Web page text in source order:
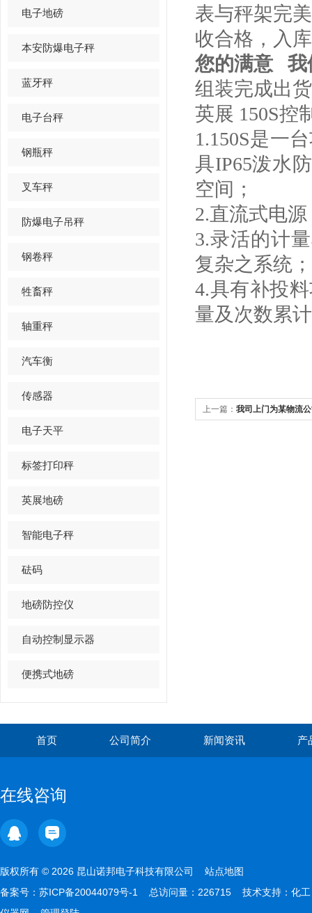
电子地磅
本安防爆电子秤
蓝牙秤
电子台秤
钢瓶秤
叉车秤
防爆电子吊秤
钢卷秤
牲畜秤
轴重秤
汽车衡
传感器
电子天平
标签打印秤
英展地磅
智能电子秤
砝码
地磅防控仪
自动控制显示器
便携式地磅
表与秤架完
收合格，入
您的满意 我
组装完成出
英展 150S控
1.150S是一
具IP65泼水
空间；
2.直流式电
3.录活的计
复杂之系统；
4.具有补投
量及次数累
上一篇： 我司上门为某物流
首页 公司简介 新闻资讯 产
在线咨询
版权所有 © 2026 昆山诺邦电子科技有限公司 站点地图
备案号： 苏ICP备20044079号-1 总访问量：226715 技术支持： 化工